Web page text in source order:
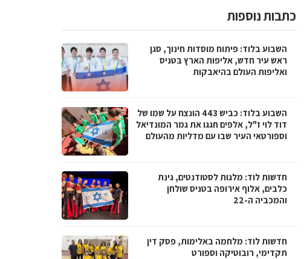
כתבות נוספות
השבוע בלוד: פיתוח מוסדות חינוך, סגן
ראש עיר חדש, אליפות הארץ בטניס
ואליפות העולם בהיאבקות
השבוע בלוד: כביש 443 הונצח על שמו של
דוד לוי ז"ל, אלפים חגגו את גמר המונדיאל
וספורטאי העיר שבו עם מדליות מהעולם
חדשות לוד: מלגות לסטודנטים, גינת
כלבים, אלוף אירופה בטניס שולחן
והמכביה ה-22
חדשות לוד: מלחמה באלימות, פסק דין
תקדימי, רובוטיקה וספורט